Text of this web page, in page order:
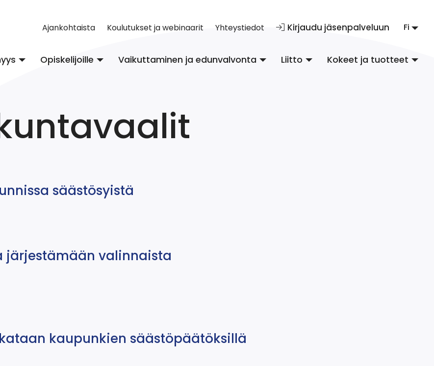
Opiskelijoille Vaikuttaminen ja edunvalvonta Liitto Kokeet ja tuotteet
Ajankohtaista Koulutukset ja webinaarit Yhteystiedot Kirjaudu jäsenpalveluun Fi
säästösyistä
järjestämään valinnaista
kaupunkien säästöpäätöksillä